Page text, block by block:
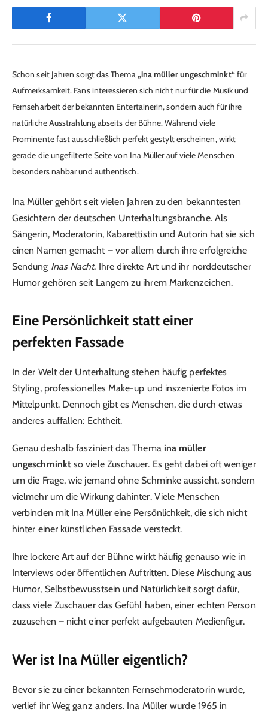
Schon seit Jahren sorgt das Thema„ina müller ungeschminkt“für
Aufmerksamkeit. Fans interessieren sich nicht nur für die Musik und
Fernseharbeit der bekannten Entertainerin, sondern auch für ihre
natürliche Ausstrahlung abseits der Bühne. Während viele
Prominente fast ausschließlich perfekt gestylt erscheinen, wirkt
gerade die ungefilterte Seite von Ina Müller auf viele Menschen
besonders nahbar und authentisch.
Ina Müllergehört seit vielen Jahren zu den bekanntesten
Gesichtern der deutschen Unterhaltungsbranche. Als
Sängerin, Moderatorin, Kabarettistin und Autorin hat sie sich
einen Namen gemacht – vor allem durch ihre erfolgreiche
Sendung Inas Nacht. Ihre direkte Art und ihr norddeutscher
Humor gehören seit Langem zu ihrem Markenzeichen.
Eine Persönlichkeit statt einer
perfekten Fassade
In der Welt der Unterhaltung stehen häufig perfektes
Styling, professionelles Make-up und inszenierte Fotos im
Mittelpunkt. Dennoch gibt es Menschen, die durch etwas
anderes auffallen: Echtheit.
Genau deshalb fasziniert das Thema ina müller
ungeschminktso viele Zuschauer. Es geht dabei oft weniger
um die Frage, wie jemand ohne Schminke aussieht, sondern
vielmehr um die Wirkung dahinter. Viele Menschen
verbinden mit Ina Müller eine Persönlichkeit, die sich nicht
hinter einer künstlichen Fassade versteckt.
Ihre lockere Art auf der Bühne wirkt häufig genauso wie in
Interviews oder öffentlichen Auftritten. Diese Mischung aus
Humor, Selbstbewusstsein und Natürlichkeit sorgt dafür,
dass viele Zuschauer das Gefühl haben, einer echten Person
zuzusehen – nicht einer perfekt aufgebauten Medienfigur.
Wer ist Ina Müller eigentlich?
Bevor sie zu einer bekannten Fernsehmoderatorin wurde,
verlief ihr Weg ganz anders. Ina Müller wurde 1965 in